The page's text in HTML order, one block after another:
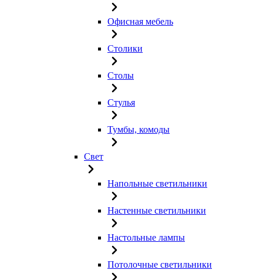
Офисная мебель
Столики
Столы
Стулья
Тумбы, комоды
Свет
Напольные светильники
Настенные светильники
Настольные лампы
Потолочные светильники